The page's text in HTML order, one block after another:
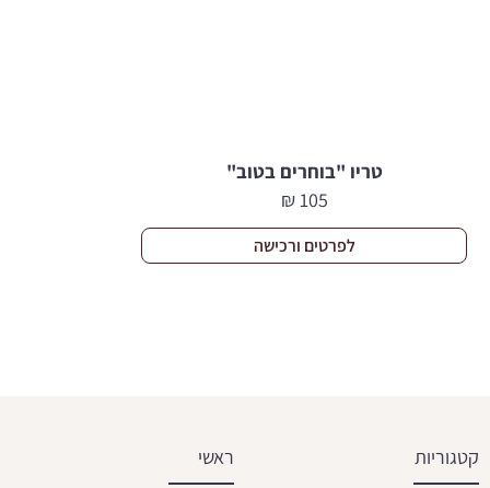
טריו "בוחרים בטוב"
105
₪
לפרטים ורכישה
קטגוריות ראשי